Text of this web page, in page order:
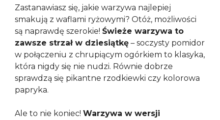
Zastanawiasz się, jakie warzywa najlepiej
smakują z waflami ryżowymi? Otóż, możliwości
są naprawdę szerokie! Świeże warzywa to
zawsze strzał w dziesiątkę – soczysty pomidor
w połączeniu z chrupiącym ogórkiem to klasyka,
która nigdy się nie nudzi. Równie dobrze
sprawdzą się pikantne rzodkiewki czy kolorowa
papryka.
Ale to nie koniec! Warzywa w wersji